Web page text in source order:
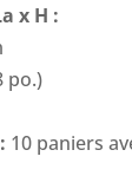
x H :
po.)
10 paniers